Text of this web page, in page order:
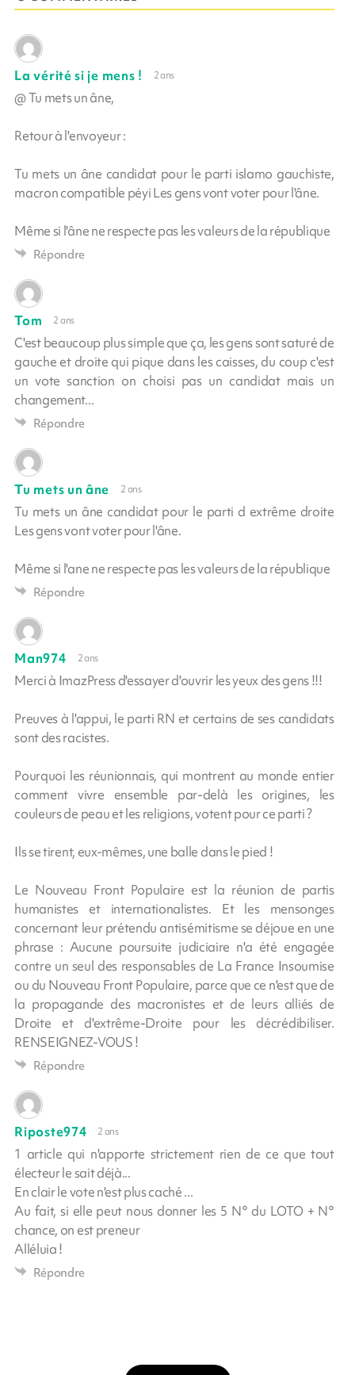
La vérité si je mens ! 2 ans
@ Tu mets un âne,
Retour à l'envoyeur :
Tu mets un âne candidat pour le parti islamo gauchiste,
macron compatible péyi Les gens vont voter pour l'âne.
Même si l'âne ne respecte pas les valeurs de la république
Répondre
Tom 2 ans
C'est beaucoup plus simple que ça, les gens sont saturé de
gauche et droite qui pique dans les caisses, du coup c'est
un vote sanction on choisi pas un candidat mais un
changement...
Répondre
Tu mets un âne 2 ans
Tu mets un âne candidat pour le parti d extrême droite
Les gens vont voter pour l'âne.
Même si l'ane ne respecte pas les valeurs de la république
Répondre
Man974 2 ans
Merci à ImazPress d'essayer d'ouvrir les yeux des gens !!!
Preuves à l'appui, le parti RN et certains de ses candidats
sont des racistes.
Pourquoi les réunionnais, qui montrent au monde entier
comment vivre ensemble par-delà les origines, les
couleurs de peau et les religions, votent pour ce parti ?
Ils se tirent, eux-mêmes, une balle dans le pied !
Le Nouveau Front Populaire est la réunion de partis
humanistes et internationalistes. Et les mensonges
concernant leur prétendu antisémitisme se déjoue en une
phrase : Aucune poursuite judiciaire n'a été engagée
contre un seul des responsables de La France Insoumise
ou du Nouveau Front Populaire, parce que ce n'est que de
la propagande des macronistes et de leurs alliés de
Droite et d'extrême-Droite pour les décrédibiliser.
RENSEIGNEZ-VOUS !
Répondre
Riposte974 2 ans
1 article qui n'apporte strictement rien de ce que tout
électeur le sait déjà...
En clair le vote n'est plus caché ...
Au fait, si elle peut nous donner les 5 N° du LOTO + N°
chance, on est preneur
Alléluia !
Répondre